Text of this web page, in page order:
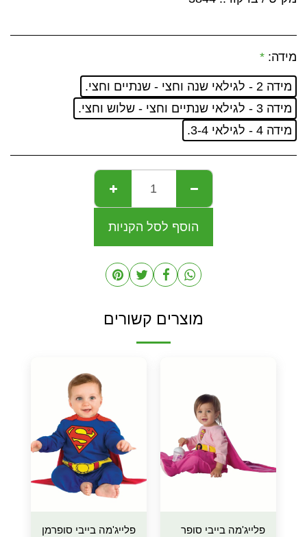
מידה: *
מידה 2 - לגילאי שנה וחצי - שנתיים וחצי.
מידה 3 - לגילאי שנתיים וחצי - שלוש וחצי.
מידה 4 - לגילאי 3-4.
הוסף לסל הקניות
מוצרים קשורים
פלייג'מה בייבי סופר
פלייג'מה בייבי סופרמן